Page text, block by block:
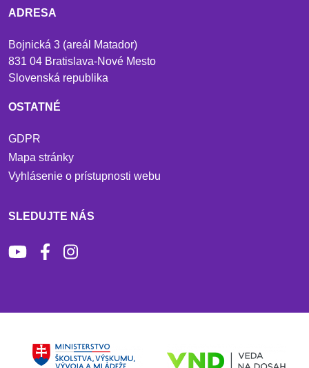
ADRESA
Bojnická 3 (areál Matador)
831 04 Bratislava-Nové Mesto
Slovenská republika
OSTATNÉ
GDPR
Mapa stránky
Vyhlásenie o prístupnosti webu
SLEDUJTE NÁS